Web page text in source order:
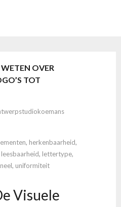
OVER
TOT
, herkenbaarheid,
leesbaarheid, lettertype,
, uniformiteit
Visuele